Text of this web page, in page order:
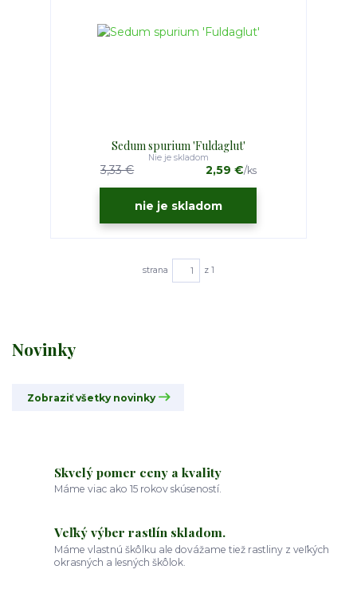
Novinky
Zobraziť všetky novinky
Sedum spurium 'Fuldaglut'
3,33 € 2,59 €/ks
Nie je skladom
nie je skladom
strana z 1
Skvelý pomer ceny a kvality
Máme viac ako 15 rokov skúseností.
Veľký výber rastlín skladom.
Máme vlastnú škôlku ale dovážame tiež rastliny z veľkých
okrasných a lesných škôlok.